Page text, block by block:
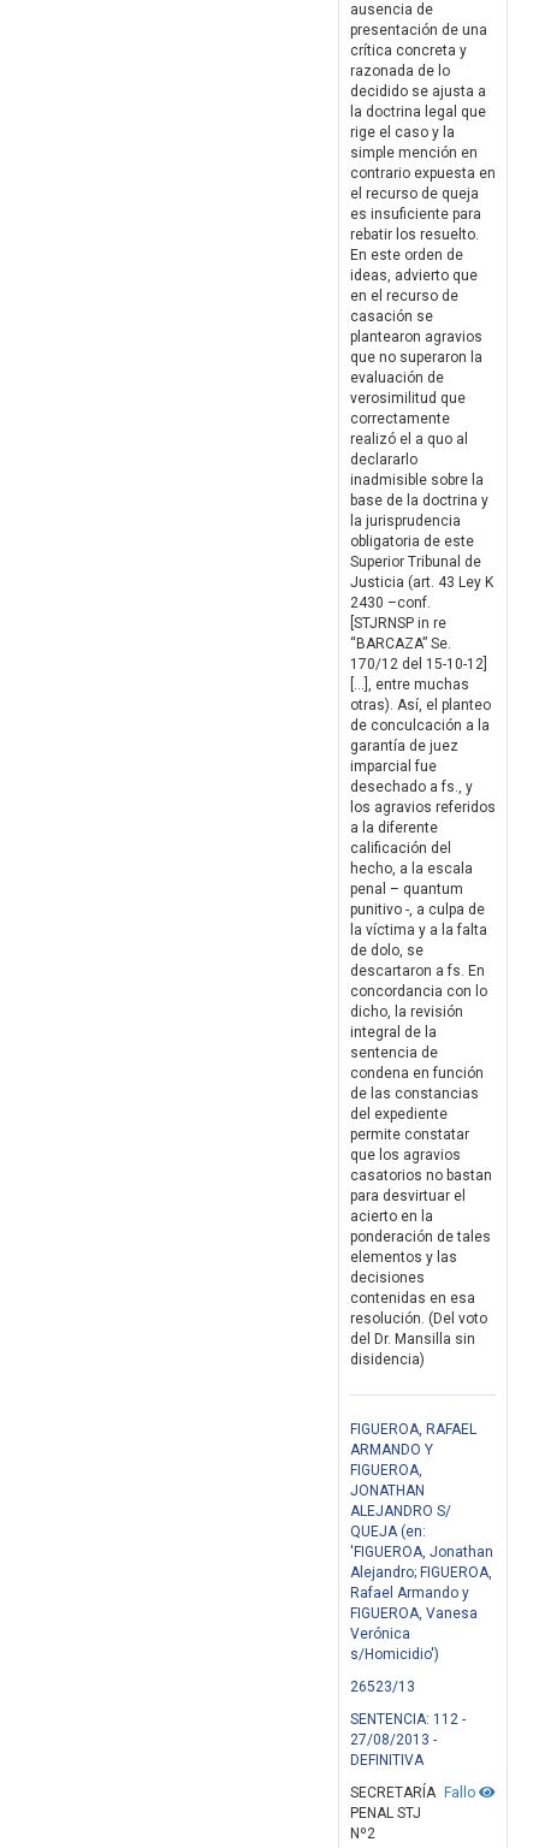
ausencia de
presentación de una
crítica concreta y
razonada de lo
decidido se ajusta a
la doctrina legal que
rige el caso y la
simple mención en
contrario expuesta en
el recurso de queja
es insuficiente para
rebatir los resuelto.
En este orden de
ideas, advierto que
en el recurso de
casación se
plantearon agravios
que no superaron la
evaluación de
verosimilitud que
correctamente
realizó el a quo al
declararlo
inadmisible sobre la
base de la doctrina y
la jurisprudencia
obligatoria de este
Superior Tribunal de
Justicia (art. 43 Ley K
2430 –conf.
[STJRNSP in re
“BARCAZA” Se.
170/12 del 15-10-12]
[…], entre muchas
otras). Así, el planteo
de conculcación a la
garantía de juez
imparcial fue
desechado a fs., y
los agravios referidos
a la diferente
calificación del
hecho, a la escala
penal – quantum
punitivo -, a culpa de
la víctima y a la falta
de dolo, se
descartaron a fs. En
concordancia con lo
dicho, la revisión
integral de la
sentencia de
condena en función
de las constancias
del expediente
permite constatar
que los agravios
casatorios no bastan
para desvirtuar el
acierto en la
ponderación de tales
elementos y las
decisiones
contenidas en esa
resolución. (Del voto
del Dr. Mansilla sin
disidencia)
FIGUEROA, RAFAEL
ARMANDO Y
FIGUEROA,
JONATHAN
ALEJANDRO S/
QUEJA (en:
'FIGUEROA, Jonathan
Alejandro; FIGUEROA,
Rafael Armando y
FIGUEROA, Vanesa
Verónica
s/Homicidio')
26523/13
SENTENCIA: 112 -
27/08/2013 -
DEFINITIVA
Fallo
SECRETARÍA
PENAL STJ
Nº2